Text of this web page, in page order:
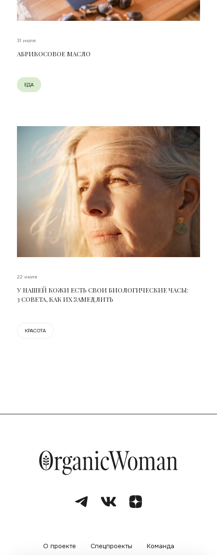
31 июля
АБРИКОСОВОЕ МАСЛО
ЕДА
22 июля
У НАШЕЙ КОЖИ ЕСТЬ СВОИ БИОЛОГИЧЕСКИЕ ЧАСЫ:
3 СОВЕТА, КАК ИХ ЗАМЕДЛИТЬ
КРАСОТА
О проекте Спецпроекты Команда